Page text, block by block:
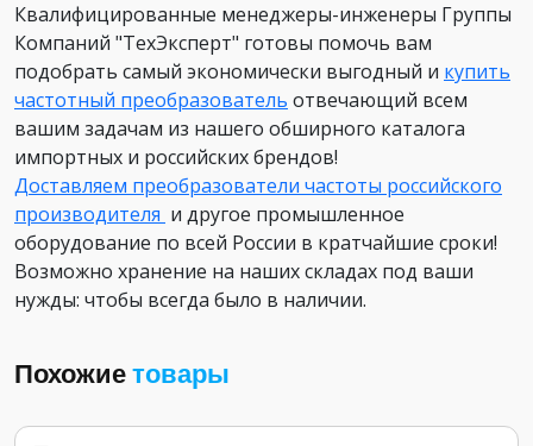
Квалифицированные менеджеры-инженеры Группы
Компаний "ТехЭксперт" готовы помочь вам
подобрать самый экономически выгодный и купить
частотный преобразователь отвечающий всем
вашим задачам из нашего обширного каталога
импортных и российских брендов!
Доставляем преобразователи частоты российского
производителя и другое промышленное
оборудование по всей России в кратчайшие сроки!
Возможно хранение на наших складах под ваши
нужды: чтобы всегда было в наличии.
Похожиетовары